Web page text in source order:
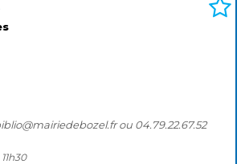
ou 04.79.22.67.52
11h30